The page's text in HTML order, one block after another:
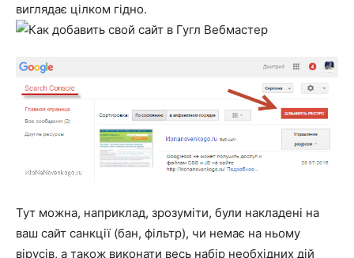
виглядає цілком гідно.
Тут можна, наприклад, зрозуміти, були накладені на
ваш сайт санкції (бан, фільтр), чи немає на ньому
вірусів, а також виконати весь набір необхідних дій